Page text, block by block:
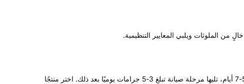
ضع في اعتبارك الجرعة وحجم الحصة الموصى بها لمسحوق الكرياتين. تشير معظم الدراسات إلى مرحلة تحميل تبلغ 20 جرامًا يوميًا لمدة 5-7 أيام، تليها مرحلة صيانة تبلغ 3-5 جرامات يوميًا بعد ذلك. اختر منتجًا